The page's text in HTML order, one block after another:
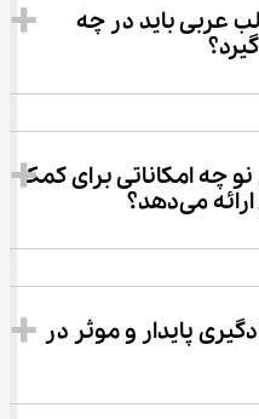
عربی باید در چه
نو چه امکاناتی برای کمک
می‌دهد؟
پایدار و موثر در